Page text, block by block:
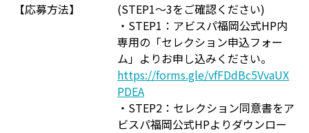
【応募方法】
(STEP1～3をご確認ください)
・STEP1：アビスパ福岡公式HP内
専用の「セレクション申込フォー
ム」よりお申し込みください。
https://forms.gle/vfFDdBc5VvaUX
PDEA
・STEP2：セレクション同意書をア
ビスパ福岡公式HPよりダウンロー